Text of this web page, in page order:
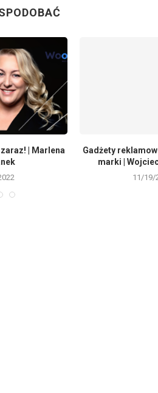
| Marlena
Gadżety
marki |
11/19/